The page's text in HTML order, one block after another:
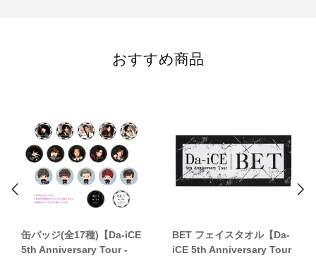
おすすめ商品
缶バッジ(全17種)【Da-iCE
5th Anniversary Tour -
BET フェイスタオル【Da-
iCE 5th Anniversary Tour